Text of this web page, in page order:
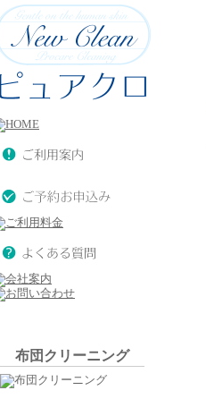
布団クリーニング